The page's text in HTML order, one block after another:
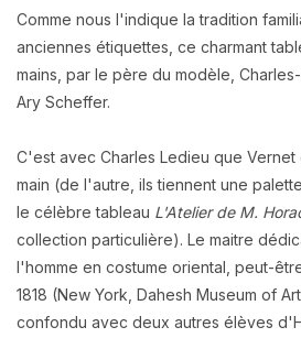
Comme nous l'indique la tradition
anciennes étiquettes, ce charmant
mains, par le père du modèle,
Ary Scheffer.
C'est avec Charles Ledieu que
main (de l'autre, ils tiennent une
le célèbre tableau L'Atelier de M.
collection particulière). Le maitre
l'homme en costume oriental, peut-
1818 (New York, Dahesh Museum of
confondu avec deux autres élèves